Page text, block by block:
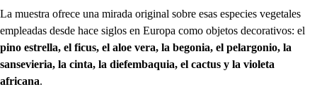
La muestra ofrece una mirada original sobre esas especies vegetales
empleadas desde hace siglos en Europa como objetos decorativos: el
pino estrella, el ficus, el aloe vera, la begonia, el pelargonio, la
sansevieria, la cinta, la diefembaquia, el cactus y la violeta
africana.